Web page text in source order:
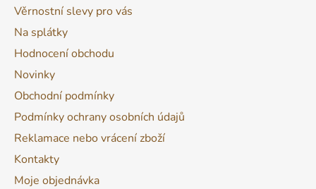
Věrnostní slevy pro vás
Na splátky
Hodnocení obchodu
Novinky
Obchodní podmínky
Podmínky ochrany osobních údajů
Reklamace nebo vrácení zboží
Kontakty
Moje objednávka